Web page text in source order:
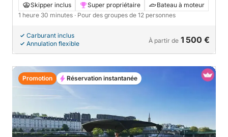
Skipper inclus Super propriétaire
Bateau à moteur
1 heure 30 minutes · Pour des groupes de 12 personnes
Carburant inclus
Annulation flexible
À partir de 1 500 €
Promotion Réservation instantanée